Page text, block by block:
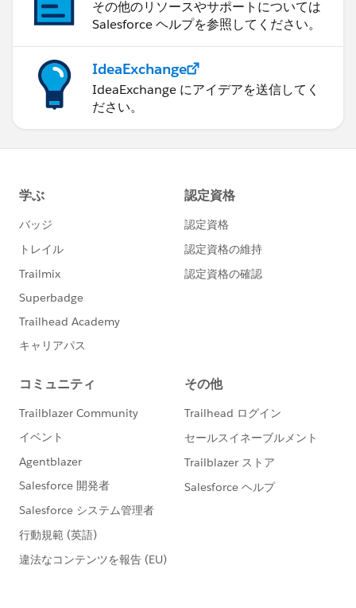
その他のリソースやサポートについては
Salesforce ヘルプを参照してください。
IdeaExchange
IdeaExchange にアイデアを送信してく
ださい。